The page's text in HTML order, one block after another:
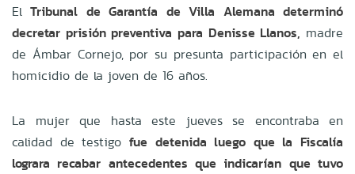
El Tribunal de Garantía de Villa Alemana determinó
decretar prisión preventiva para Denisse Llanos, madre
de Ámbar Cornejo, por su presunta participación en el
homicidio de la joven de 16 años.
La mujer que hasta este jueves se encontraba en
calidad de testigo fue detenida luego que la Fiscalía
lograra recabar antecedentes que indicarían que tuvo